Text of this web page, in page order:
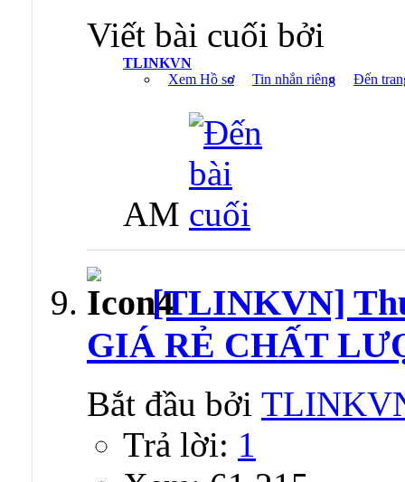
Viết bài cuối bởi
TLINKVN
Xem Hồ sơ
Tin nhắn riêng Đến
AM
[TLINKVN]
GIÁ RẺ CHẤT
Bắt đầu bởi
Trả lời: 1